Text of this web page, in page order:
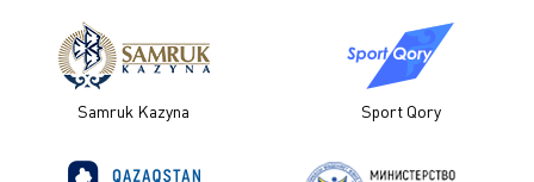
Samruk Kazyna Sport Qory